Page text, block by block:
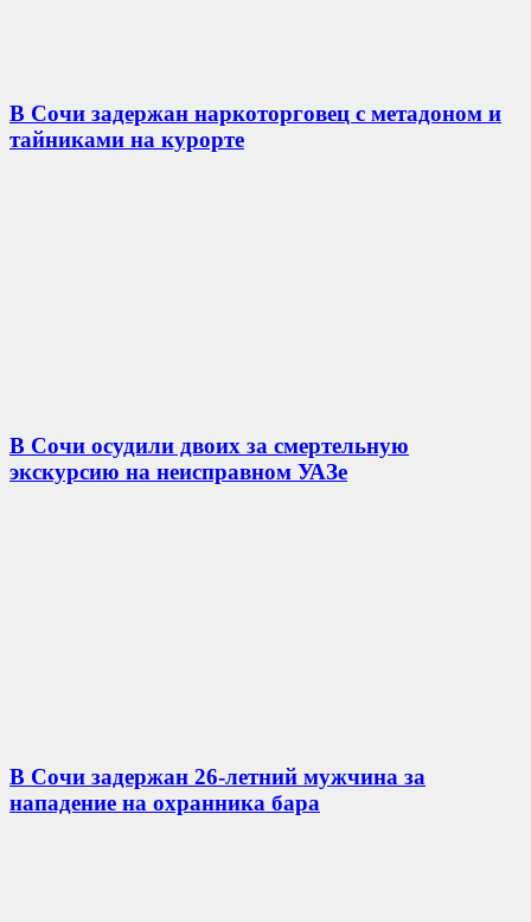
В Сочи задержан наркоторговец с метадоном и
тайниками на курорте
В Сочи осудили двоих за смертельную
экскурсию на неисправном УАЗе
В Сочи задержан 26-летний мужчина за
нападение на охранника бара